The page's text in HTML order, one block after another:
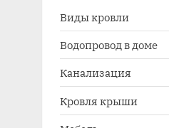
Виды кровли
Водопровод в доме
Канализация
Кровля крыши